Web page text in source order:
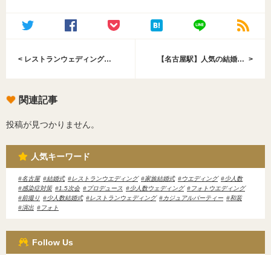
【名古屋駅】人気の結婚式場ランキング！！ 名古屋駅直結アクセス抜群好立地 >
< レストランウェディングの魅力を大公開
関連記事
投稿が見つかりません。
人気キーワード
名古屋 結婚式 レストランウエディング 家族結婚式 ウエディング
少人数
感染症対策
1.5次会 プロデュース 少人数ウェディング
フォトウエディング
前撮り
少人数結婚式 レストランウェディング カジュアルパーティー
和装
演出
フォト
Follow Us